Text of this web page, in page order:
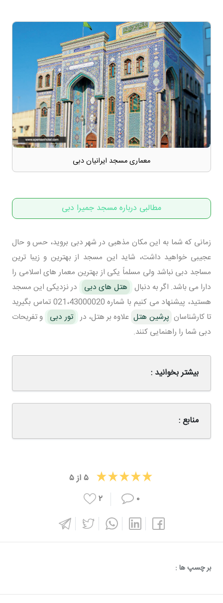
معماری مسجد ایرانیان دبی
مطالبی درباره مسجد جمیرا دبی
زمانی که شما به این مکان مذهبی در شهر دبی بروید، حس و حال
عجیبی خواهید داشت، شاید این مسجد از بهترین و زیبا ترین
مساجد دبی نباشد ولی مسلماً یکی از بهترین معمار های اسلامی را
دارا می باشد. اگر به دنبال هتل های دبی
در نزدیکی این مسجد
هستید، پیشنهاد می کنیم با شماره 021،43000020 تماس بگیرید
تا کارشناسان پرشین هتل علاوه بر هتل، در تور دبی و تفریحات
دبی شما را راهنمایی کنند.
بیشتر بخوانید :
منابع :
۵از۵
۰
۲
بر چسپ ها :